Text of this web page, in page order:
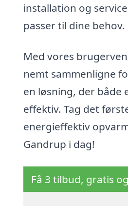
installation og
passer til dine behov.
Med vores
nemt sammenligne
en løsning, der både
effektiv. Tag det
energieffektiv
Gandrup i dag!
Få 3 tilbud, gratis